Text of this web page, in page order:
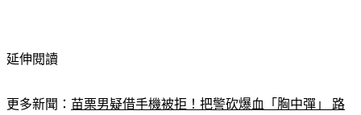
延伸閱讀
更多新聞： 苗栗男疑借手機被拒！把警砍爆血「胸中彈」 路